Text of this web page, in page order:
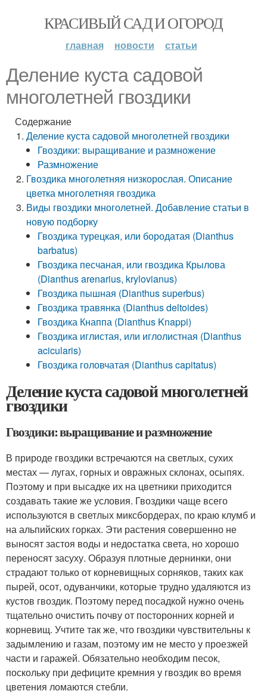
КРАСИВЫЙ САД И ОГОРОД
главная новости статьи
Деление куста садовой
многолетней гвоздики
Содержание
Деление куста садовой многолетней гвоздики
Гвоздики: выращивание и размножение
Размножение
Гвоздика многолетняя низкорослая. Описание
цветка многолетняя гвоздика
Виды гвоздики многолетней. Добавление статьи в
новую подборку
Гвоздика турецкая, или бородатая (Dianthus
barbatus)
Гвоздика песчаная, или гвоздика Крылова
(Dianthus arenarius, krylovianus)
Гвоздика пышная (Dianthus superbus)
Гвоздика травянка (Dianthus deltoides)
Гвоздика Кнаппа (Dianthus Knappi)
Гвоздика иглистая, или иглолистная (Dianthus
acicularis)
Гвоздика головчатая (Dianthus capitatus)
Деление куста садовой многолетней
гвоздики
Гвоздики: выращивание и размножение
В природе гвоздики встречаются на светлых, сухих
местах — лугах, горных и овражных склонах, осыпях.
Поэтому и при высадке их на цветники приходится
создавать такие же условия. Гвоздики чаще всего
используются в светлых миксбордерах, по краю клумб и
на альпийских горках. Эти растения совершенно не
выносят застоя воды и недостатка света, но хорошо
переносят засуху. Образуя плотные дернинки, они
страдают только от корневищных сорняков, таких как
пырей, осот, одуванчики, которые трудно удаляются из
кустов гвоздик. Поэтому перед посадкой нужно очень
тщательно очистить почву от посторонних корней и
корневищ. Учтите так же, что гвоздики чувствительны к
задымлению и газам, поэтому им не место у проезжей
части и гаражей. Обязательно необходим песок,
поскольку при дефиците кремния у гвоздик во время
цветения ломаются стебли.